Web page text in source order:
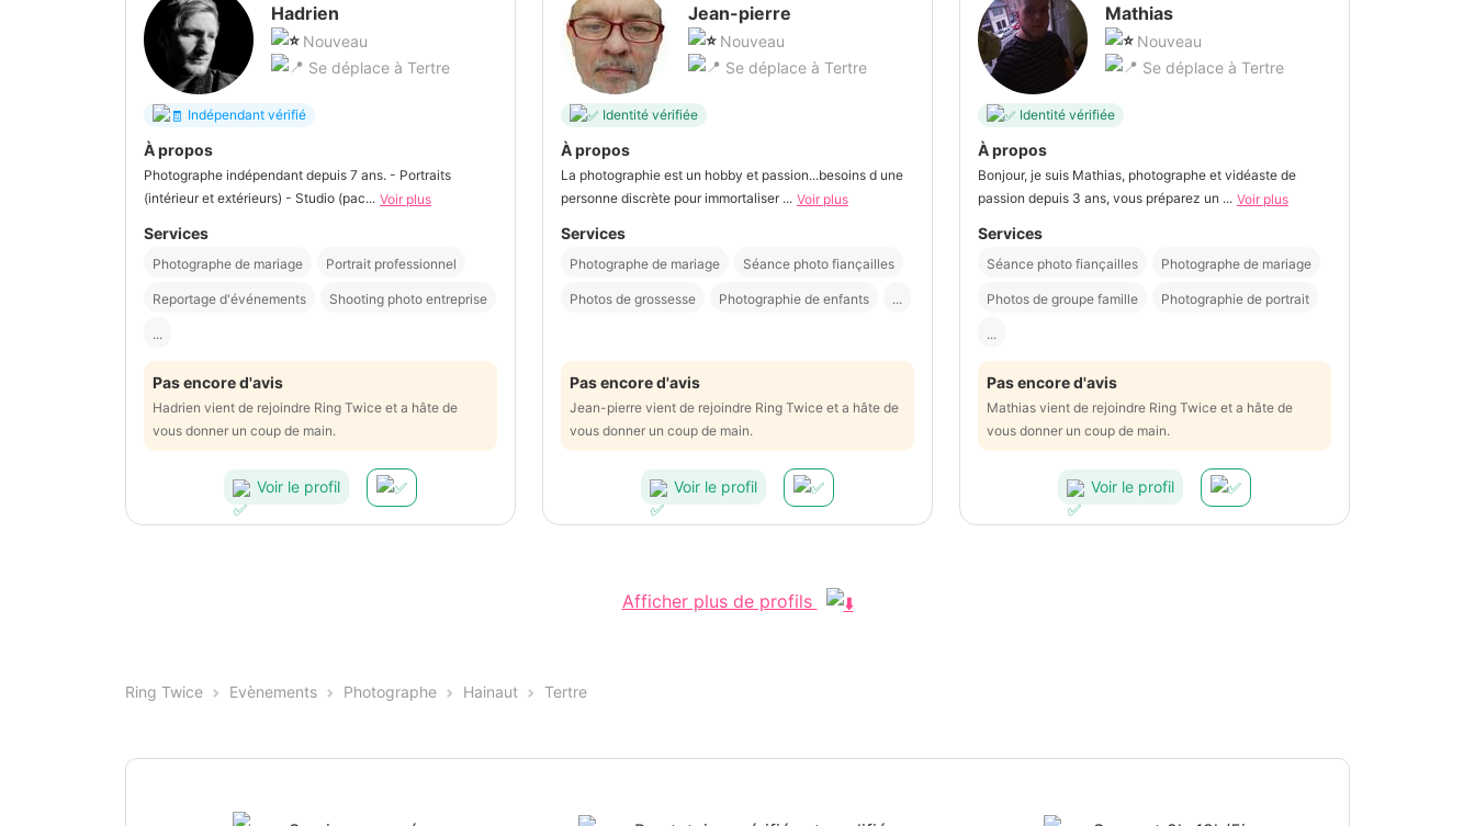
Hadrien
Nouveau
Se déplace à Tertre
Indépendant vérifié
À propos
Photographe indépendant depuis 7 ans. - Portraits
(intérieur et extérieurs) - Studio (pac... Voir plus
Services
Photographe de mariage Portrait professionnel
Reportage d'événements Shooting photo entreprise
...
Pas encore d'avis
Hadrien vient de rejoindre Ring Twice et a hâte de
vous donner un coup de main.
Voir le profil
Jean-pierre
Nouveau
Se déplace à Tertre
Identité vérifiée
À propos
La photographie est un hobby et passion...besoins d une
personne discrète pour immortaliser ... Voir plus
Services
Photographe de mariage Séance photo fiançailles
Photos de grossesse Photographie de enfants ...
Pas encore d'avis
Jean-pierre vient de rejoindre Ring Twice et a hâte de
vous donner un coup de main.
Voir le profil
Mathias
Nouveau
Se déplace à Tertre
Identité vérifiée
À propos
Bonjour, je suis Mathias, photographe et vidéaste de
passion depuis 3 ans, vous préparez un ... Voir plus
Services
Séance photo fiançailles Photographe de mariage
Photos de groupe famille Photographie de portrait
...
Pas encore d'avis
Mathias vient de rejoindre Ring Twice et a hâte de
vous donner un coup de main.
Voir le profil
Afficher plus de profils
Ring Twice Evènements Photographe Hainaut Tertre